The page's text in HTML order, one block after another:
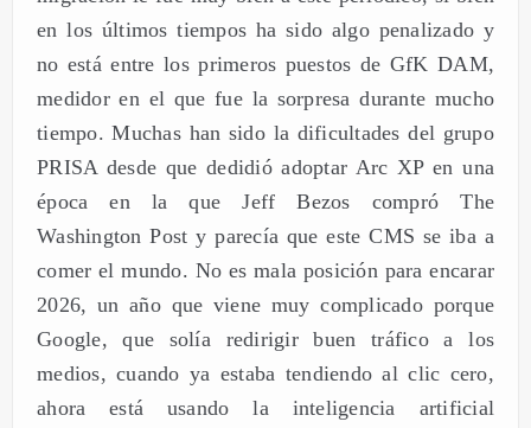
en los últimos tiempos ha sido algo penalizado y
no está entre los primeros puestos de GfK DAM,
medidor en el que fue la sorpresa durante mucho
tiempo. Muchas han sido la dificultades del grupo
PRISA desde que dedidió adoptar Arc XP en una
época en la que Jeff Bezos compró The
Washington Post y parecía que este CMS se iba a
comer el mundo. No es mala posición para encarar
2026, un año que viene muy complicado porque
Google, que solía redirigir buen tráfico a los
medios, cuando ya estaba tendiendo al clic cero,
ahora está usando la inteligencia artificial